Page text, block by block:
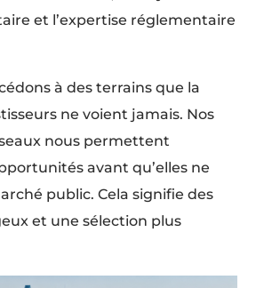
et l’expertise réglementaire
à des terrains que la
ne voient jamais. Nos
nous permettent
avant qu’elles ne
public. Cela signifie des
et une sélection plus